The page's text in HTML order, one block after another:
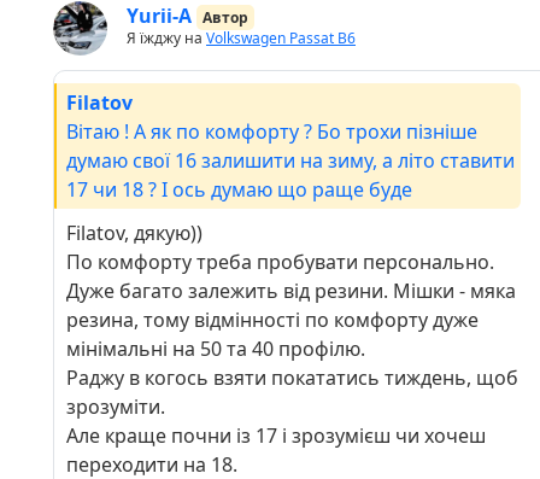
Yurii-A Автор
Я їжджу на Volkswagen Passat B6
Filatov
Вітаю ! А як по комфорту ? Бо трохи пізніше
думаю свої 16 залишити на зиму, а літо ставити
17 чи 18 ? І ось думаю що раще буде
Filatov, дякую))
По комфорту треба пробувати персонально.
Дуже багато залежить від резини. Мішки - мяка
резина, тому відмінності по комфорту дуже
мінімальні на 50 та 40 профілю.
Раджу в когось взяти покататись тиждень, щоб
зрозуміти.
Але краще почни із 17 і зрозумієш чи хочеш
переходити на 18.